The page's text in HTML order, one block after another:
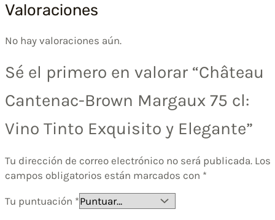
Valoraciones
No hay valoraciones aún.
Sé el primero en valorar “Château
Cantenac-Brown Margaux 75 cl:
Vino Tinto Exquisito y Elegante”
Tu dirección de correo electrónico no será publicada. Los
campos obligatorios están marcados con *
Tu puntuación *